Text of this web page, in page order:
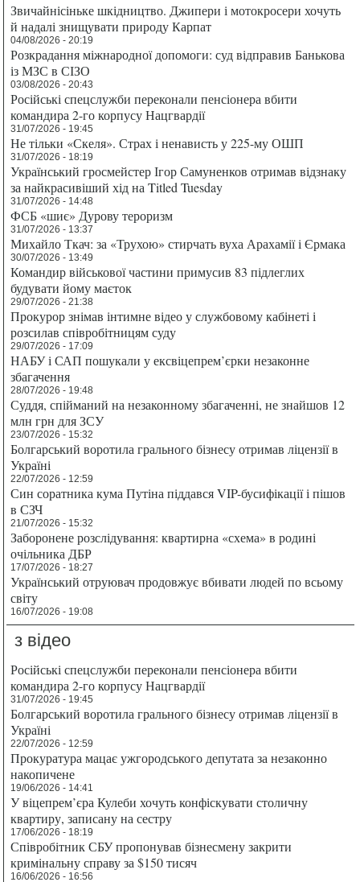
Звичайнісіньке шкідництво. Джипери і мотокросери хочуть
й надалі знищувати природу Карпат
04/08/2026 - 20:19
Розкрадання міжнародної допомоги: суд відправив Банькова
із МЗС в СІЗО
03/08/2026 - 20:43
Російські спецслужби переконали пенсіонера вбити
командира 2-го корпусу Нацгвардії
31/07/2026 - 19:45
Не тільки «Скеля». Страх і ненависть у 225-му ОШП
31/07/2026 - 18:19
Український гросмейстер Ігор Самуненков отримав відзнаку
за найкрасивіший хід на Titled Tuesday
31/07/2026 - 14:48
ФСБ «шиє» Дурову тероризм
31/07/2026 - 13:37
Михайло Ткач: за «Трухою» стирчать вуха Арахамії і Єрмака
30/07/2026 - 13:49
Командир військової частини примусив 83 підлеглих
будувати йому маєток
29/07/2026 - 21:38
Прокурор знімав інтимне відео у службовому кабінеті і
розсилав співробітницям суду
29/07/2026 - 17:09
НАБУ і САП пошукали у ексвіцепрем’єрки незаконне
збагачення
28/07/2026 - 19:48
Суддя, спійманий на незаконному збагаченні, не знайшов 12
млн грн для ЗСУ
23/07/2026 - 15:32
Болгарський воротила грального бізнесу отримав ліцензії в
Україні
22/07/2026 - 12:59
Син соратника кума Путіна піддався VIP-бусифікації і пішов
в СЗЧ
21/07/2026 - 15:32
Заборонене розслідування: квартирна «схема» в родині
очільника ДБР
17/07/2026 - 18:27
Український отруювач продовжує вбивати людей по всьому
світу
16/07/2026 - 19:08
з відео
Російські спецслужби переконали пенсіонера вбити
командира 2-го корпусу Нацгвардії
31/07/2026 - 19:45
Болгарський воротила грального бізнесу отримав ліцензії в
Україні
22/07/2026 - 12:59
Прокуратура мацає ужгородського депутата за незаконно
накопичене
19/06/2026 - 14:41
У віцепрем’єра Кулеби хочуть конфіскувати столичну
квартиру, записану на сестру
17/06/2026 - 18:19
Співробітник СБУ пропонував бізнесмену закрити
кримінальну справу за $150 тисяч
16/06/2026 - 16:56